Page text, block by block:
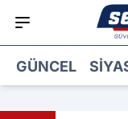
GÜNCEL